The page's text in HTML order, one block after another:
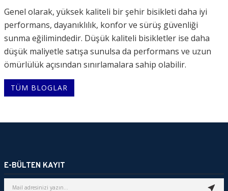
Genel olarak, yüksek kaliteli bir şehir bisikleti daha iyi
performans, dayanıklılık, konfor ve sürüş güvenliği
sunma eğilimindedir. Düşük kaliteli bisikletler ise daha
düşük maliyetle satışa sunulsa da performans ve uzun
ömürlülük açısından sınırlamalara sahip olabilir.
TÜM BLOGLAR
E-BÜLTEN KAYIT